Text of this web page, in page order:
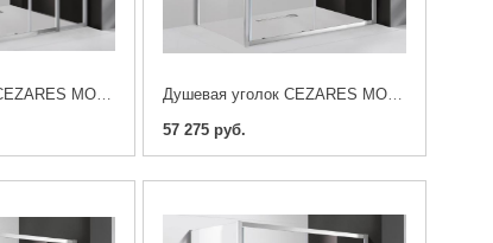
57 275 руб.